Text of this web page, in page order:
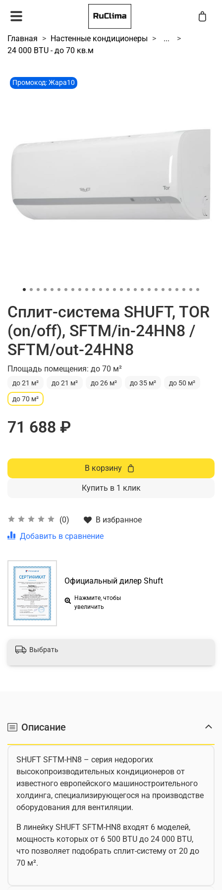
Главная Настенные кондиционеры
...
24 000 BTU - до 70 кв.м
Промокод: Жара10
Сплит-система SHUFT, TOR
(on/off), SFTM/in-24HN8 /
SFTM/out-24HN8
Площадь помещения: до 70 м²
до 21 м² до 21 м² до 26 м² до 35 м² до 50 м²
до 70 м²
(0)
В избранное
Добавить в сравнение
71 688 ₽
В корзину
Купить в 1 клик
Официальный дилер Shuft
Нажмите, чтобы
увеличить
Выбрать
Описание
SHUFT SFTM-HN8 – серия недорогих
высокопроизводительных кондиционеров от
известного европейского машиностроительного
холдинга, специализирующегося на производстве
оборудования для вентиляции.
В линейку SHUFT SFTM-HN8 входят 6 моделей,
мощность которых от 6 500 BTU до 24 000 BTU,
что позволяет подобрать сплит-систему от 20 до
70 м².